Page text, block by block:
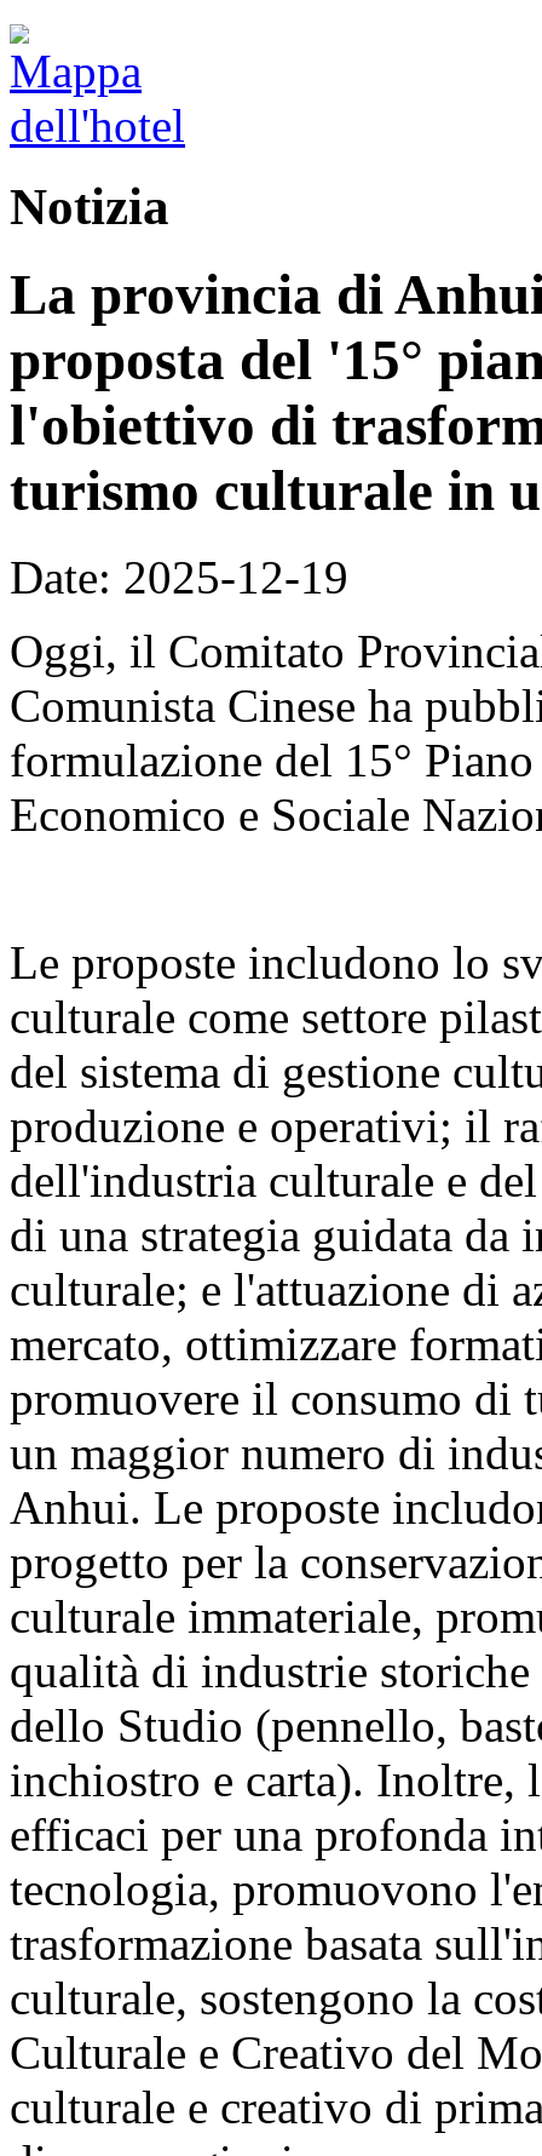
Notizia
La provincia di
proposta del '15°
l'obiettivo di
turismo culturale in
Date: 2025-12-19
Oggi, il Comitato
Comunista Cinese ha
formulazione del 15°
Economico e Sociale
Le proposte includono lo
culturale come settore
del sistema di gestione
produzione e operativi; il
dell'industria culturale e
di una strategia guidata
culturale; e l'attuazione di
mercato, ottimizzare
promuovere il consumo di
un maggior numero di
Anhui. Le proposte
progetto per la
culturale immateriale,
qualità di industrie
dello Studio (pennello,
inchiostro e carta). Inoltre,
efficaci per una profonda
tecnologia, promuovono
trasformazione basata
culturale, sostengono la
Culturale e Creativo del
culturale e creativo di